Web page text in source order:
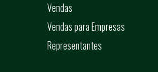
Vendas
Vendas para Empresas
Representantes